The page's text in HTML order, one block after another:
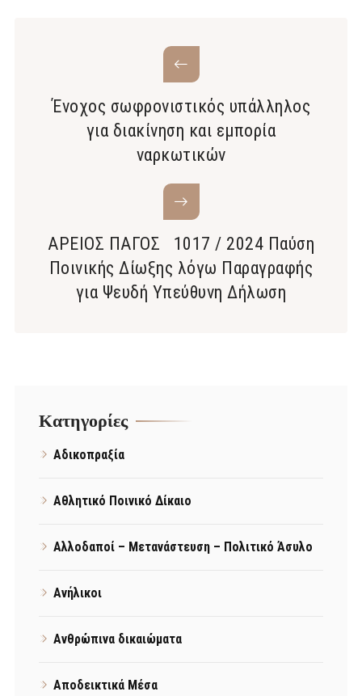
Ένοχος σωφρονιστικός υπάλληλος
για διακίνηση και εμπορία
ναρκωτικών
ΑΡΕΙΟΣ ΠΑΓΟΣ 1017 / 2024 Παύση
Ποινικής Δίωξης λόγω Παραγραφής
για Ψευδή Υπεύθυνη Δήλωση
Kατηγορίες
Αδικοπραξία
Αθλητικό Ποινικό Δίκαιο
Αλλοδαποί – Μετανάστευση – Πολιτικό Άσυλο
Ανήλικοι
Ανθρώπινα δικαιώματα
Αποδεικτικά Μέσα